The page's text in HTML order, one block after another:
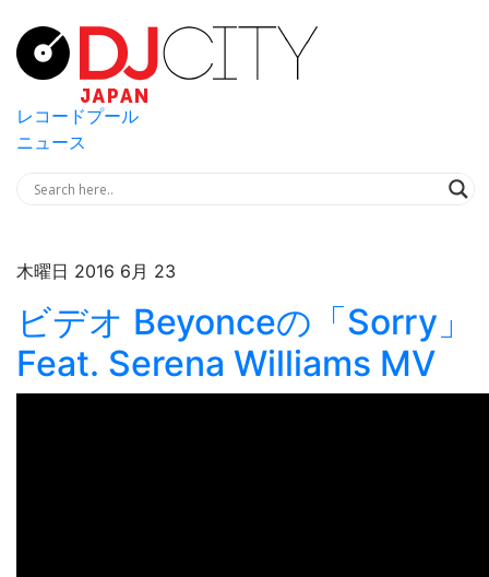
レコードプール
ニュース
木曜日 2016 6月 23
ビデオ Beyonceの「Sorry」
Feat. Serena Williams MV